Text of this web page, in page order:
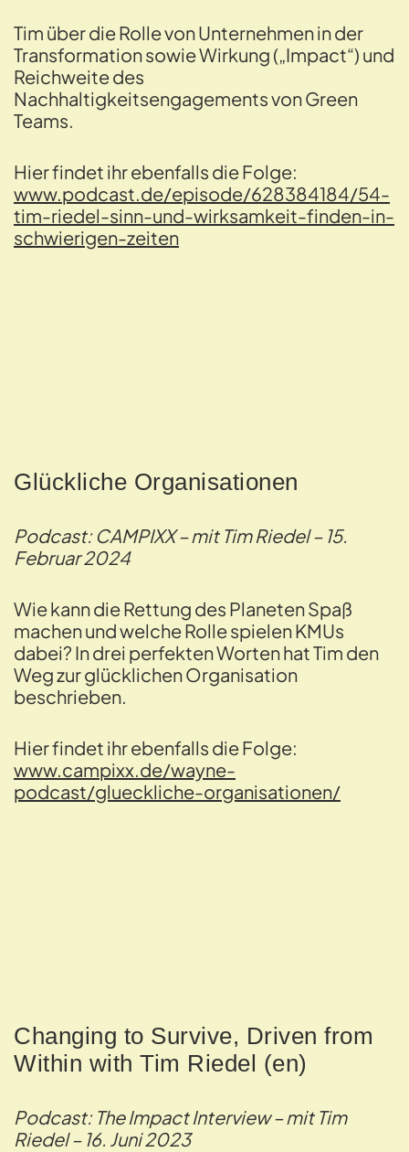
Tim über die Rolle von Unternehmen in der
Transformation sowie Wirkung („Impact“) und
Reichweite des
Nachhaltigkeitsengagements von Green
Teams.
Hier findet ihr ebenfalls die Folge:
www.podcast.de/episode/628384184/54-
tim-riedel-sinn-und-wirksamkeit-finden-in-
schwierigen-zeiten
Glückliche Organisationen
Podcast: CAMPIXX – mit Tim Riedel – 15.
Februar 2024
Wie kann die Rettung des Planeten Spaß
machen und welche Rolle spielen KMUs
dabei? In drei perfekten Worten hat Tim den
Weg zur glücklichen Organisation
beschrieben.
Hier findet ihr ebenfalls die Folge:
www.campixx.de/wayne-
podcast/glueckliche-organisationen/
Changing to Survive, Driven from
Within with Tim Riedel (en)
Podcast: The Impact Interview – mit Tim
Riedel – 16. Juni 2023